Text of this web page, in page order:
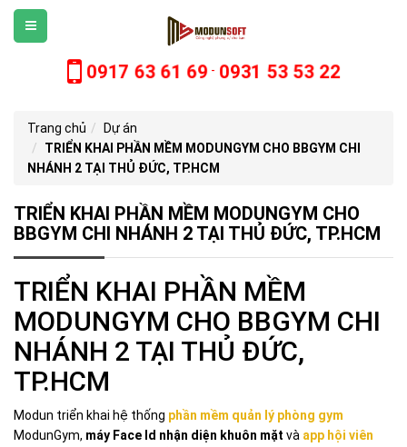
0917 63 61 69 - 0931 53 53 22
Trang chủ
Dự án
TRIỂN KHAI PHẦN MỀM MODUNGYM CHO BBGYM CHI
NHÁNH 2 TẠI THỦ ĐỨC, TP.HCM
TRIỂN KHAI PHẦN MỀM MODUNGYM CHO
BBGYM CHI NHÁNH 2 TẠI THỦ ĐỨC, TP.HCM
TRIỂN KHAI PHẦN MỀM
MODUNGYM CHO BBGYM CHI
NHÁNH 2 TẠI THỦ ĐỨC,
TP.HCM
Modun triển khai hệ thống phần mềm quản lý phòng gym
ModunGym, máy Face Id nhận diện khuôn mặt và app hội viên